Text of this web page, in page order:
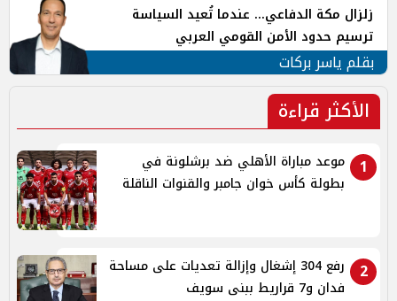
زلزال مكة الدفاعي... عندما تُعيد السياسة
ترسيم حدود الأمن القومي العربي
بقلم ياسر بركات
الأكثر قراءة
1
موعد مباراة الأهلي ضد برشلونة في
بطولة كأس خوان جامبر والقنوات الناقلة
2
رفع 304 إشغال وإزالة تعديات على مساحة
فدان و7 قراريط ببنى سويف